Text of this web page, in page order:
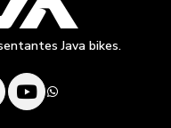
Java bikes.